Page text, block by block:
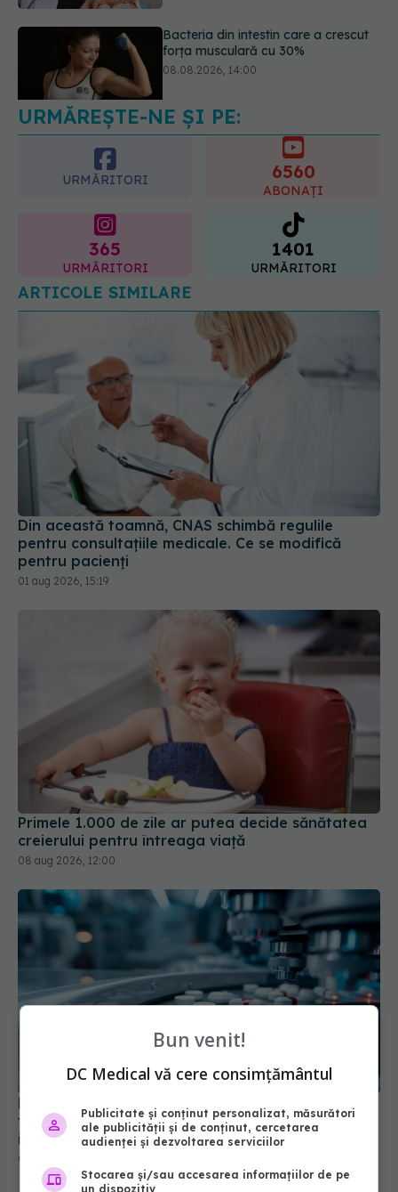
Trucul genial cu ceai negru pentru
păr. Tot mai multe femei îl adoră
08.08.2026, 17:00
URMĂREȘTE-NE ȘI PE:
URMĂRITORI 6560
ABONAȚI
365
URMĂRITORI
1401
URMĂRITORI
ARTICOLE SIMILARE
Din această toamnă, CNAS schimbă regulile
pentru consultațiile medicale. Ce se modifică
pentru pacienți
01 aug 2026, 15:19
Primele 1.000 de zile ar putea decide sănătatea
creierului pentru întreaga viață
08 aug 2026, 12:00
Pacienții ar putea avea acces mai rapid la
tratamente. UNIFARM anunță un parteneriat
important
04 aug 2026, 12:30
Bun venit!
DC Medical vă cere consimțământul
Publicitate și conținut personalizat, măsurători
ale publicității și de conținut, cercetarea
audienței și dezvoltarea serviciilor
Stocarea și/sau accesarea informațiilor de pe
un dispozitiv